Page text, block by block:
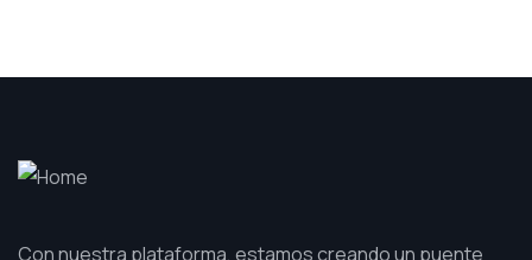
Con nuestra plataforma, estamos creando un puente